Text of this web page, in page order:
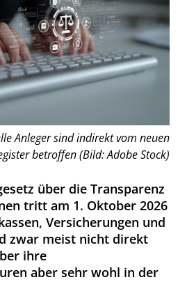
Anleger sind indirekt vom neuen
betroffen (Bild: Adobe Stock)
über die Transparenz
tritt am 1. Oktober 2026
Versicherungen und
zwar meist nicht direkt
ihre
aber sehr wohl in der